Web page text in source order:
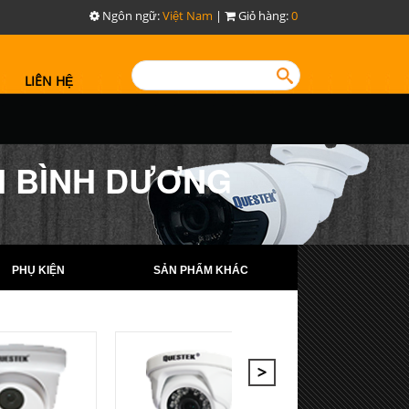
Ngôn ngữ:Việt Nam | Giỏ hàng:0
LIÊN HỆ
BÌNH DƯƠNG
PHỤ KIỆN SẢN PHẨM KHÁC